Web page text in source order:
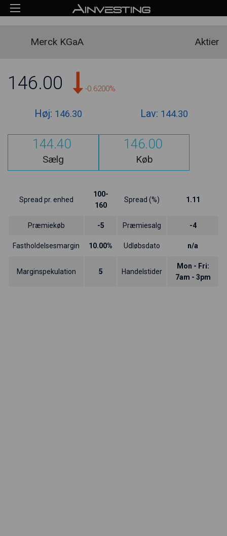
Merck KGaA Aktier
146.00 -0.6200%
Høj: 146.30 Lav: 144.30
144.40
Sælg
146.00
Køb
Spread pr. enhed
100-
160
Spread (%) 1.11
Præmiekøb -5 Præmiesalg -4
Fastholdelsesmargin 10.00% Udløbsdato n/a
Marginspekulation 5 Handelstider
Mon - Fri:
7am - 3pm